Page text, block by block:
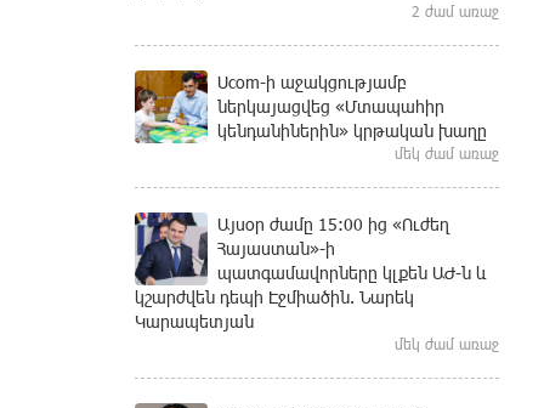
2 ժամ առաջ
Ucom-ի աջակցությամբ
ներկայացվեց «Մտապահիր
կենդանիներին» կրթական խաղը
մեկ ժամ առաջ
Այսօր ժամը 15:00 ից «Ուժեղ
Հայաստան»-ի
պատգամավորները կլքեն ԱԺ-ն և
կշարժվեն դեպի Էջմիածին. Նարեկ
Կարապետյան
մեկ ժամ առաջ